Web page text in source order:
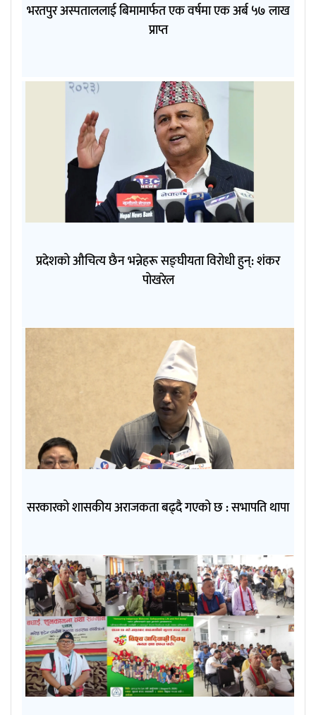
भरतपुर अस्पताललाई बिमामार्फत एक वर्षमा एक अर्ब ५७ लाख
प्राप्त
प्रदेशको औचित्य छैन भन्नेहरू सङ्घीयता विरोधी हुन्: शंकर
पोखरेल
सरकारको शासकीय अराजकता बढ्दै गएको छ : सभापति थापा